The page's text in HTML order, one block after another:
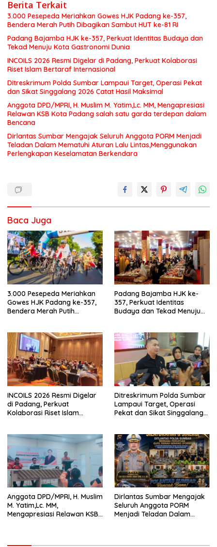
Berita Terkait
3.000 Pesepeda Meriahkan Gowes HJK Padang ke-357,
Bendera Merah Putih Dibagikan Sambut HUT ke-81 RI
Padang Bajamba HJK ke-357, Perkuat Identitas Budaya dan
Tekad Menuju Kota Gastronomi Dunia
INCOILS 2026 Resmi Digelar di Padang, Perkuat Kolaborasi
Riset Islam Bertaraf Internasional
Ditreskrimum Polda Sumbar Lampaui Target, Operasi Pekat
dan Sikat Singgalang 2026 Catat Hasil Maksimal
Anggota DPD/MPRI, H. Muslim M. Yatim,Lc. MM, Mengapresiasi
Relawan KSB Kota Padang salah satu garda terdepan dalam
Bencana
Dirlantas Sumbar Mengajak Seluruh Anggota PORM Menjadi
Teladan Dalam Mematuhi Aturan Lalu Lintas,Menggunakan
Perlengkapan Keselamatan Berkendara
Baca Juga
3.000 Pesepeda Meriahkan
Gowes HJK Padang ke-357,
Bendera Merah Putih
Padang Bajamba HJK ke-
357, Perkuat Identitas
Budaya dan Tekad Menuju
INCOILS 2026 Resmi Digelar
di Padang, Perkuat
Kolaborasi Riset Islam
Ditreskrimum Polda Sumbar
Lampaui Target, Operasi
Pekat dan Sikat Singgalang
Anggota DPD/MPRI, H. Muslim
M. Yatim,Lc. MM,
Mengapresiasi Relawan KSB
Dirlantas Sumbar Mengajak
Seluruh Anggota PORM
Menjadi Teladan Dalam